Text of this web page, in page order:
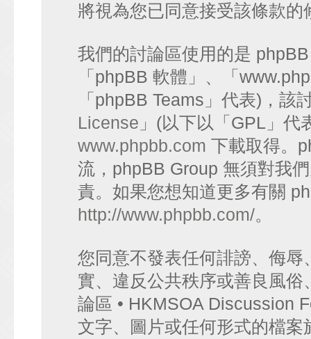
將視為您已同意接受該條款的
我們的討論區使用的是
「phpBB 軟體」、「
「phpBB Teams」代表)，該
License 」(以下以「GPL」代
www.phpbb.com 下載取得。
流，phpBB Group 無須對我
責。如果您想知道更多有關
http://www.phpbb.com/。
您同意不發表任何誹謗、侮
實、違反公共秩序或善良風
論區 • HKMSOA Discussion
文字、圖片或任何形式的檔